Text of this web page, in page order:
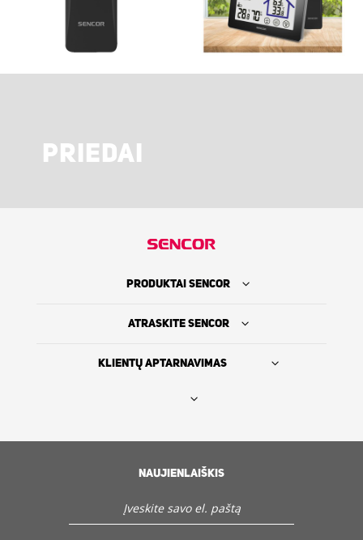
Servisas ir Klientų aptarnavimas
PRIEDAI
PRODUKTAI SENCOR
ATRASKITE SENCOR
KLIENTŲ APTARNAVIMAS
NAUJIENLAIŠKIS